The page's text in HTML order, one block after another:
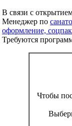
В связи с
Менеджер по
оформление,
Требуются
Чтобы